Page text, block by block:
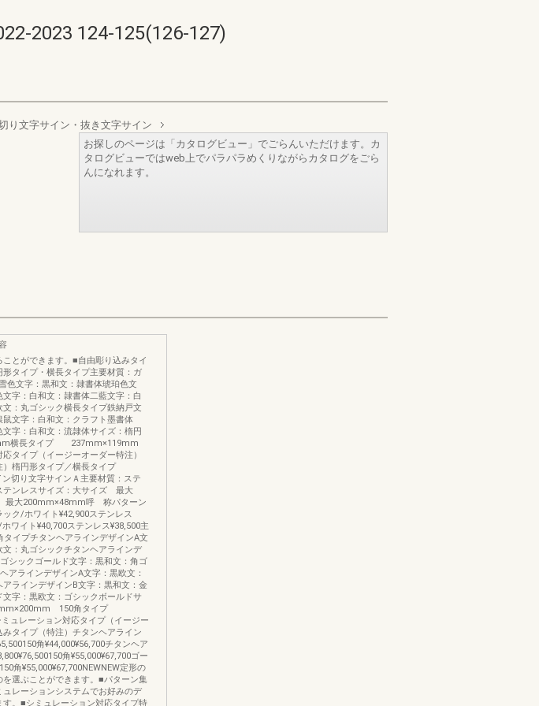
2023 124-125(126-127)
り文字サイン・抜き文字サイン
お探しのページは「カタログビュー」でごらんいただけます。カ
タログビューではweb上でパラパラめくりながらカタログをごら
んになれます。
とができます。■自由彫り込みタイ
タイプ・横長タイプ主要材質：ガ
色文字：黒和文：隷書体琥珀色文
字：白和文：隷書体二藍文字：白
：丸ゴシック横長タイプ鉄納戸文
鼠文字：白和文：クラフト墨書体
字：白和文：流隷体サイズ：楕円
横長タイプ 237mm×119mm
タイプ（イージーオーダー特注）
楕円形タイプ／横長タイプ
切り文字サインＡ主要材質：ステ
テンレスサイズ：大サイズ 最大
最大200mm×48mm呼 称パターン
ク/ホワイト¥42,900ステンレス
ワイト¥40,700ステンレス¥38,500主
タイプチタンヘアラインデザインA文
：丸ゴシックチタンヘアラインデ
シックゴールド文字：黒和文：角ゴ
アラインデザインA文字：黒欧文：
ラインデザインB文字：黒和文：金
字：黒欧文：ゴシックボールドサ
150角タイプ
レーション対応タイプ（イージー
タイプ（特注）チタンヘアライン
角¥44,000¥56,700チタンヘア
角¥55,000¥67,700ゴー
角¥55,000¥67,700NEWNEW定形の
選ぶことができます。■パターン集
レーションシステムでお好みのデ
。■シミュレーション対応タイプ特